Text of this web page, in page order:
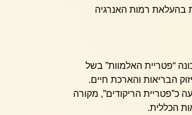
בהעלאת רמות האנרגיה
“פטריית האלמוות” בשל
הבריאות והארכת חיים.
כ”פטריית הריקודים”, מקורה
הכללית.